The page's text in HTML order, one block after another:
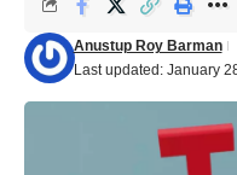
Last updated: January
Anustup Roy Barman